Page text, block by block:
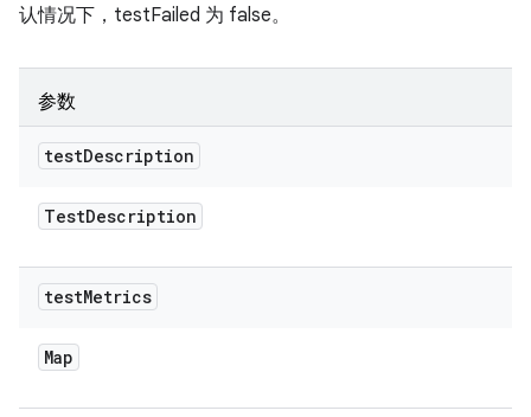
认情况下，testFailed 为 false。
参数
testDescription
TestDescription
testMetrics
Map